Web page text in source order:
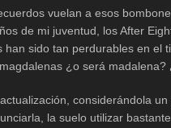
vuelan a esos
de mi juventud, los After
sido tan perdurables en el
¿o será madalena?
considerándola
la suelo utilizar